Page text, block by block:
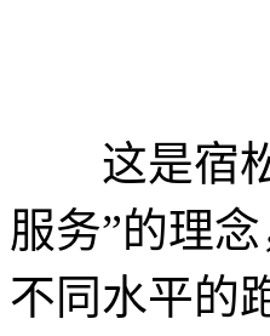
这是宿松
服务”的理
不同水平的